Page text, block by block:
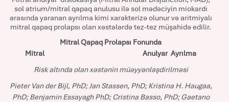
sol atrium/mitral qapaq anulusu ilə sol mədəciyin miokardı
arasında yaranan ayrılma kimi xarakterizə olunur və aritmiyalı
mitral qapaq prolapsı olan xəstələrdə tez-tez müşahidə edilir.
Mitral Qapaq Prolapsı Fonunda
Mitral Anulyar Ayrılma
Risk altında olan xəstənin müəyyənləşdirilməsi
Pieter Van der Bijl, PhD; Jan Stassen, PhD; Kristina H. Haugaa,
PhD; Benjamin Essayagh PhD; Cristina Basso, PhD; Gaetano